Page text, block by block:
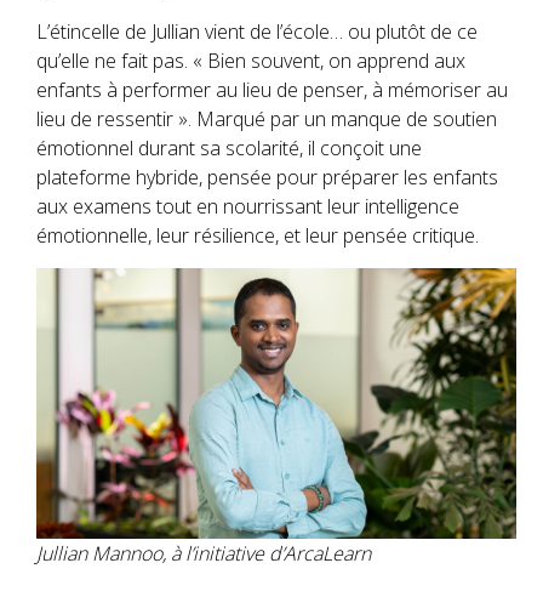
L’étincelle de Jullian vient de l’école… ou plutôt de ce
qu’elle ne fait pas. « Bien souvent, on apprend aux
enfants à performer au lieu de penser, à mémoriser au
lieu de ressentir ». Marqué par un manque de soutien
émotionnel durant sa scolarité, il conçoit une
plateforme hybride, pensée pour préparer les enfants
aux examens tout en nourrissant leur intelligence
émotionnelle, leur résilience, et leur pensée critique.
Jullian Mannoo, à l’initiative d’ArcaLearn